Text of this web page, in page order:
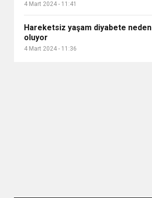
4 Mart 2024 - 11:41
Hareketsiz yaşam diyabete neden
oluyor
4 Mart 2024 - 11:36